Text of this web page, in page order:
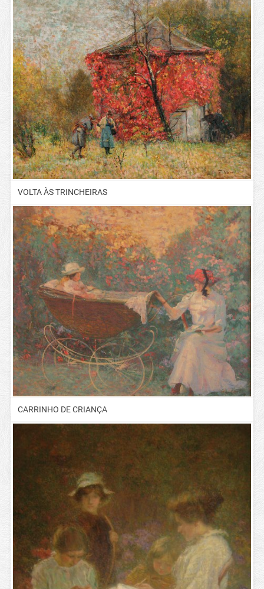
VOLTA ÀS TRINCHEIRAS
CARRINHO DE CRIANÇA